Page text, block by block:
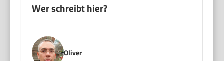
Wer schreibt hier?
Oliver